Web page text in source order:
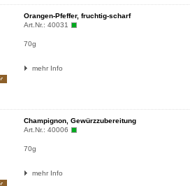
Orangen-Pfeffer, fruchtig-scharf
Art.Nr.: 40031
70g
mehr Info
Champignon, Gewürzzubereitung
Art.Nr.: 40006
70g
mehr Info